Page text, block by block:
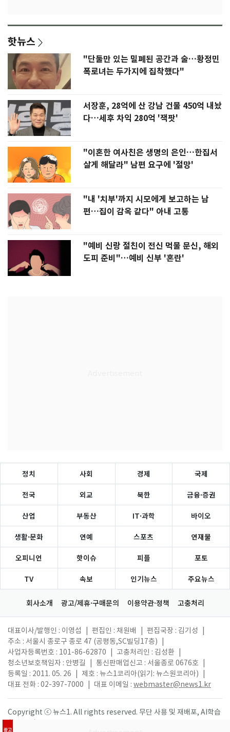
핫뉴스
"단둘만 있는 밀폐된 공간과 술…황정민
폭로녀는 두가지에 집착했다"
서장훈, 28억에 산 강남 건물 450억 내놨
다…세후 차익 280억 '잭팟'
"이혼한 여사친은 생명의 은인…한집서
살게 해달라" 남편 요구에 '절망'
"내 '치부'까지 시모에게 보고하는 남
편…집이 감옥 같다" 아내 고통
"예비 신랑 절친이 전신 먹물 문신, 해외
도피 준비"…예비 신부 '혼란'
광고
정치 사회 경제 국제
전국 외교 북한 금융·증권
산업 부동산 IT·과학 바이오
생활·문화 연예 스포츠 연재물
오피니언 핫이슈 피플 포토
TV 속보 인기뉴스 주요뉴스
회사소개 광고/제휴·구매문의 이용약관·정책 고충처리
대표이사/발행인 : 이영섭 편집인 : 채원배 편집국장 : 김기성
주소 : 서울시 종로구 종로 47 (공평동,SC빌딩17층)
사업자등록번호 : 101-86-62870
고충처리인 : 김성환
청소년보호책임자 : 안병길
통신판매업신고 : 서울종로 0676호
등록일 : 2011. 05. 26
제호 : 뉴스1코리아(읽기: 뉴스원코리아)
대표 전화 : 02-397-7000
대표 이메일 : webmaster@news1.kr
Copyright ⓒ 뉴스1. All rights reserved. 무단 사용 및 재배포, AI학습
활용 금지.